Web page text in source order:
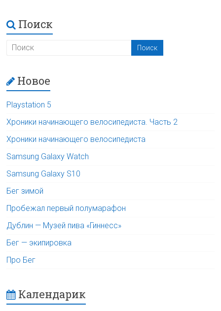
Поиск
Новое
Playstation 5
Хроники начинающего велосипедиста. Часть 2
Хроники начинающего велосипедиста
Samsung Galaxy Watch
Samsung Galaxy S10
Бег зимой
Пробежал первый полумарафон
Дублин — Музей пива «Гиннесс»
Бег — экипировка
Про Бег
Календарик